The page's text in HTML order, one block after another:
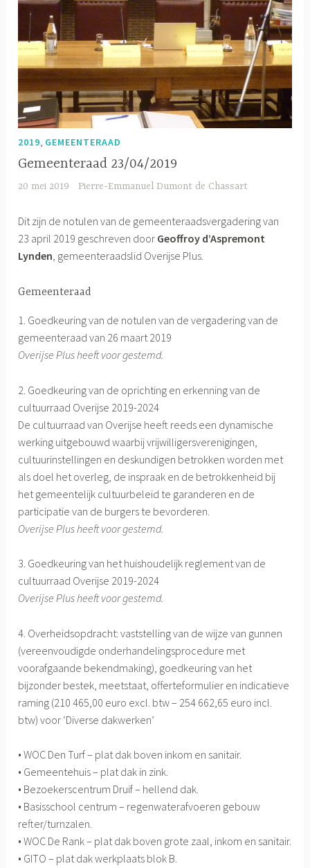
2019 GEMEENTERAAD
Gemeenteraad 23/04/2019
20 mei 2019 Pierre-Emmanuel Dumont de Chassart
Dit zijn de notulen van de gemeenteraadsvergadering van
23 april 2019 geschreven door Geoffroy d’Aspremont
Lynden, gemeenteraadslid Overijse Plus.
Gemeenteraad
1. Goedkeuring van de notulen van de vergadering van de
gemeenteraad van 26 maart 2019
Overijse Plus heeft voor gestemd.
2. Goedkeuring van de oprichting en erkenning van de
cultuurraad Overijse 2019-2024
De cultuurraad van Overijse heeft reeds een dynamische
werking uitgebouwd waarbij vrijwilligersverenigingen,
cultuurinstellingen en deskundigen betrokken worden met
als doel het overleg, de inspraak en de betrokkenheid bij
het gemeentelijk cultuurbeleid te garanderen en de
participatie van de burgers te bevorderen.
Overijse Plus heeft voor gestemd.
3. Goedkeuring van het huishoudelijk reglement van de
cultuurraad Overijse 2019-2024
Overijse Plus heeft voor gestemd.
4. Overheidsopdracht: vaststelling van de wijze van gunnen
(vereenvoudigde onderhandelingsprocedure met
voorafgaande bekendmaking), goedkeuring van het
bijzonder bestek, meetstaat, offerteformulier en indicatieve
raming (210 465,00 euro excl. btw – 254 662,65 euro incl.
btw) voor ‘Diverse dakwerken’
• WOC Den Turf – plat dak boven inkom en sanitair.
• Gemeentehuis – plat dak in zink.
• Bezoekerscentrum Druif – hellend dak.
• Basisschool centrum – regenwaterafvoeren gebouw
refter/turnzalen.
• WOC De Rank – plat dak boven grote zaal, inkom en sanitair.
• GITO – plat dak werkplaats blok B.